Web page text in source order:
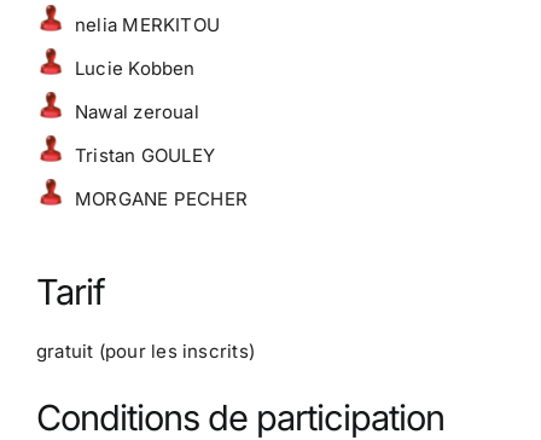
nelia MERKITOU
Lucie Kobben
Nawal zeroual
Tristan GOULEY
MORGANE PECHER
Tarif
gratuit (pour les inscrits)
Conditions de participation